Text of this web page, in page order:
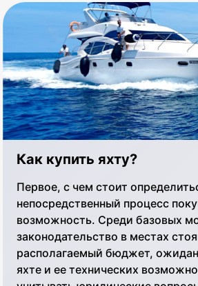
Как купить яхту?
Первое, с чем стоит
непосредственный процесс
возможность. Среди базовых
законодательство в местах
располагаемый бюджет,
яхте и ее технических